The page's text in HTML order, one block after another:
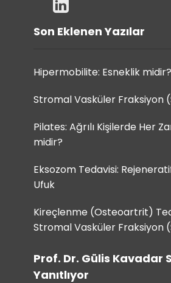
Son Eklenen Yazılar
Hipermobilite: Esneklik midir?
Stromal Vasküler Fraksiyon
Pilates: Ağrılı Kişilerde Her
midir?
Eksozom Tedavisi:
Ufuk
Kireçlenme (Osteoartrit)
Stromal Vasküler Fraksiyon
Prof. Dr. Gülis Kavadar
Yanıtlıyor